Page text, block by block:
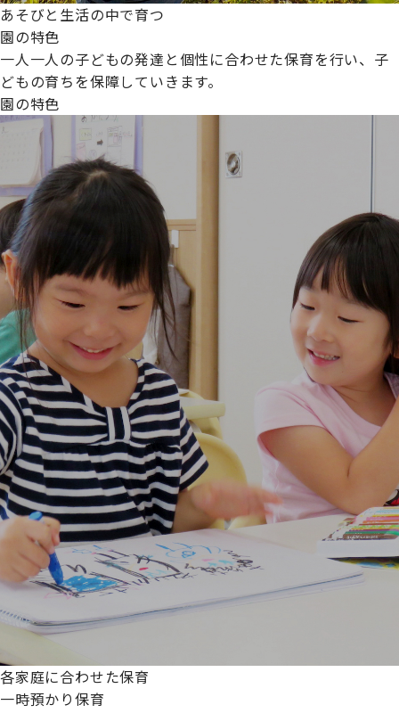
あそびと生活の中で育つ
園の特色
一人一人の子どもの発達と個性に合わせた保育を行い、子
どもの育ちを保障していきます。
園の特色
各家庭に合わせた保育
一時預かり保育